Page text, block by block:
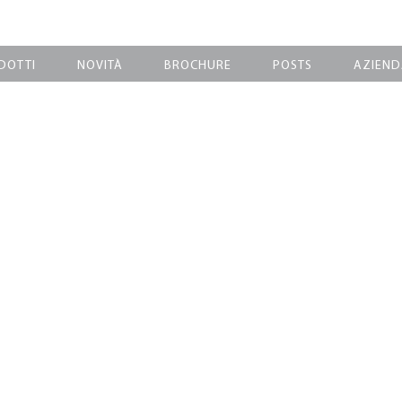
NOVITÀ BROCHURE POSTS